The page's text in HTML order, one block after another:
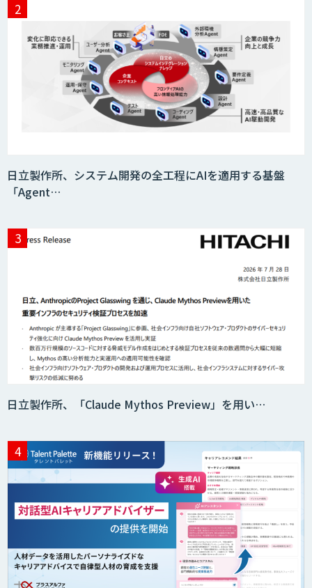
miibo
ニーズを理解する対話型AIエージェント
Web接客を進化させる対話型AIエージェ
ント「AI’mON for WEB」
AIエージェント構築支援サービス
スクレイプPro
SAT
日立製作所、システム開発の全工程にAIを適用する基盤
「Agent…
日立製作所、「Claude Mythos Preview」を用い…